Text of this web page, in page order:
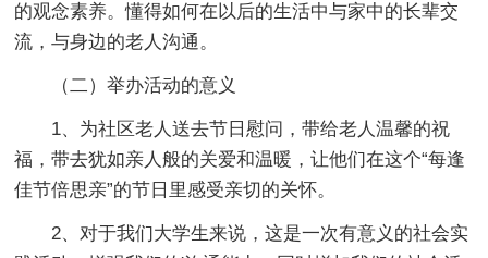
的观念素养。懂得如何在以后的生活中与家中的长辈交
流，与身边的老人沟通。
（二）举办活动的意义
1、为社区老人送去节日慰问，带给老人温馨的祝
福，带去犹如亲人般的关爱和温暖，让他们在这个“每逢
佳节倍思亲”的节日里感受亲切的关怀。
2、对于我们大学生来说，这是一次有意义的社会实